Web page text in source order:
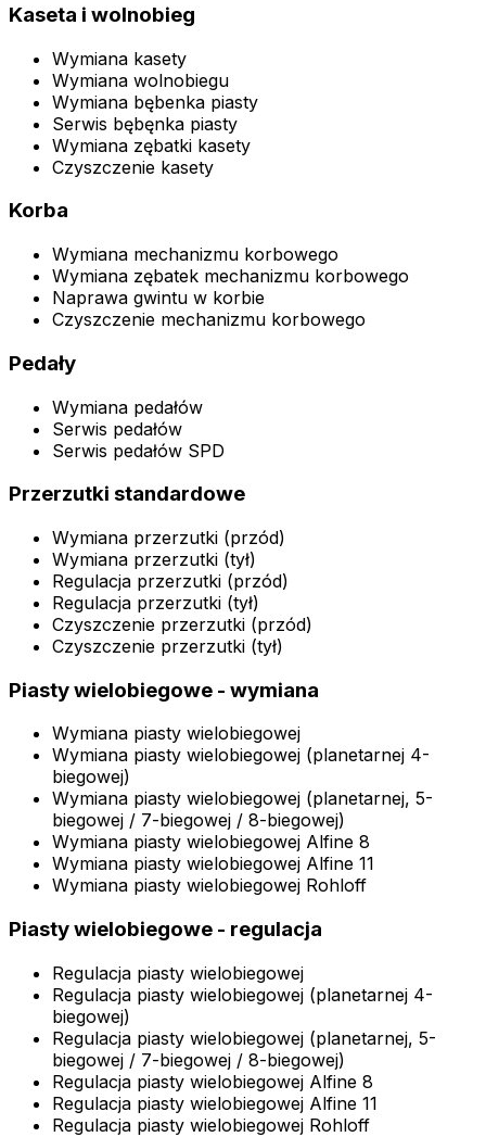
Kaseta i wolnobieg
Wymiana kasety
Wymiana wolnobiegu
Wymiana bębenka piasty
Serwis bębęnka piasty
Wymiana zębatki kasety
Czyszczenie kasety
Korba
Wymiana mechanizmu korbowego
Wymiana zębatek mechanizmu korbowego
Naprawa gwintu w korbie
Czyszczenie mechanizmu korbowego
Pedały
Wymiana pedałów
Serwis pedałów
Serwis pedałów SPD
Przerzutki standardowe
Wymiana przerzutki (przód)
Wymiana przerzutki (tył)
Regulacja przerzutki (przód)
Regulacja przerzutki (tył)
Czyszczenie przerzutki (przód)
Czyszczenie przerzutki (tył)
Piasty wielobiegowe - wymiana
Wymiana piasty wielobiegowej
Wymiana piasty wielobiegowej (planetarnej 4-
biegowej)
Wymiana piasty wielobiegowej (planetarnej, 5-
biegowej / 7-biegowej / 8-biegowej)
Wymiana piasty wielobiegowej Alfine 8
Wymiana piasty wielobiegowej Alfine 11
Wymiana piasty wielobiegowej Rohloff
Piasty wielobiegowe - regulacja
Regulacja piasty wielobiegowej
Regulacja piasty wielobiegowej (planetarnej 4-
biegowej)
Regulacja piasty wielobiegowej (planetarnej, 5-
biegowej / 7-biegowej / 8-biegowej)
Regulacja piasty wielobiegowej Alfine 8
Regulacja piasty wielobiegowej Alfine 11
Regulacja piasty wielobiegowej Rohloff